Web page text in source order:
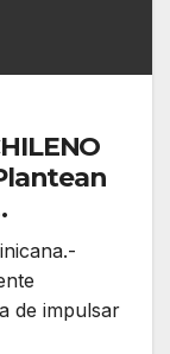
87-
de
de impulsar